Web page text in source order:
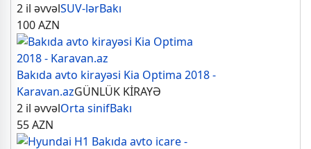
2 il əvvəlSUV-lərBakı
100AZN
Bakıda avto kirayəsi Kia Optima 2018 -
Karavan.azGÜNLÜK KİRAYƏ
2 il əvvəlOrta sinifBakı
55AZN